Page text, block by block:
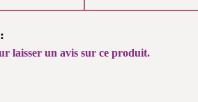
laisser un avis sur ce produit.